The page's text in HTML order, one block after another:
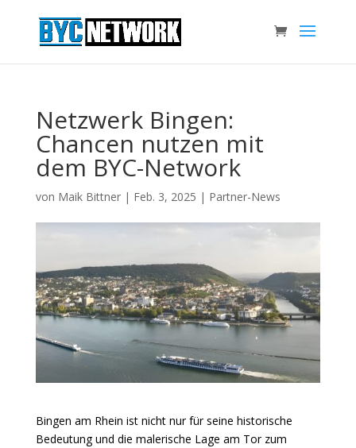
Netzwerk Bingen:
Chancen nutzen mit
dem BYC-Network
von Maik Bittner| Feb. 3, 2025 | Partner-News
Bingen am Rhein ist nicht nur für seine historische
Bedeutung und die malerische Lage am Tor zum